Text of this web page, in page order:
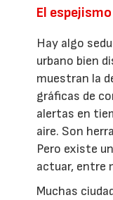
El
Hay algo
urbano bien
muestran la
gráficas de
alertas en
aire. Son
Pero existe
actuar, entre
Muchas